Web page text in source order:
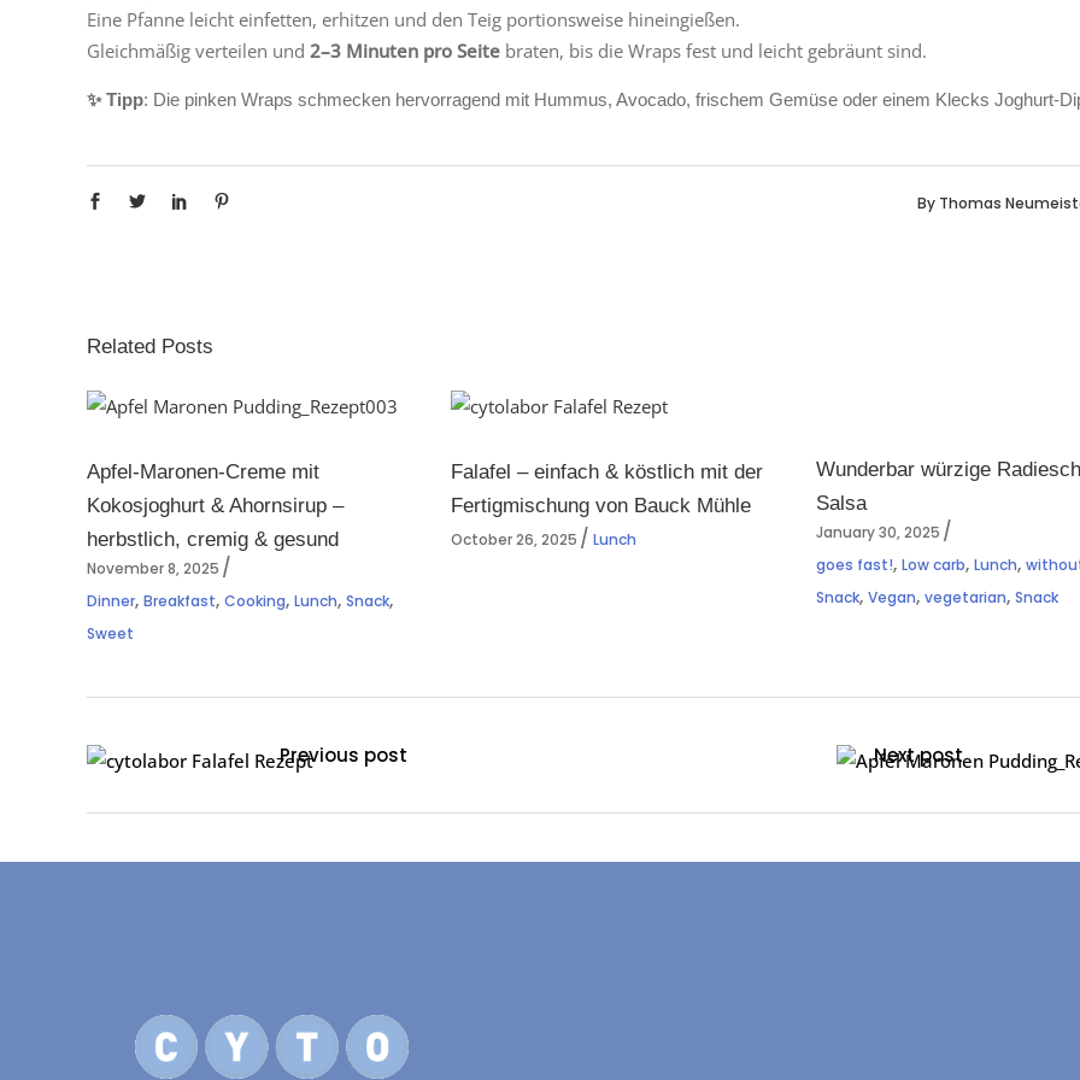
Eine Pfanne leicht einfetten, erhitzen und den Teig portionsweise hineingießen.
Gleichmäßig verteilen und 2–3 Minuten pro Seite braten, bis die Wraps fest und leicht gebräunt sind.
✨ Tipp: Die pinken Wraps schmecken hervorragend mit Hummus, Avocado, frischem Gemüse oder einem Klecks Joghurt-
By Thomas
Related Posts
Apfel-Maronen-Creme mit
Kokosjoghurt & Ahornsirup –
herbstlich, cremig & gesund
November 8, 2025
Dinner, Breakfast, Cooking, Lunch, Snack,
Sweet
Falafel – einfach & köstlich mit der
Fertigmischung von Bauck Mühle
October 26, 2025 Lunch
Wunderbar würzige
Salsa
January 30, 2025
goes fast!, Low carb, Lunch,
Snack, Vegan, vegetarian, Snack
Previous post Next post